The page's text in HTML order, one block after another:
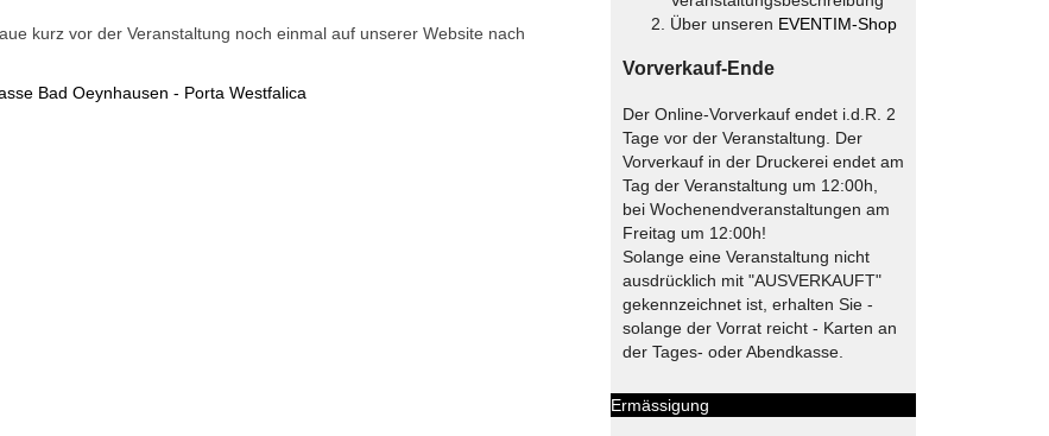
kurz vor der Veranstaltung noch einmal auf unserer Website nach
Bad Oeynhausen - Porta Westfalica
Über unseren EVENTIM-Shop
Vorverkauf-Ende
Der Online-Vorverkauf endet i.d.R. 2
Tage vor der Veranstaltung. Der
Vorverkauf in der Druckerei endet am
Tag der Veranstaltung um 12:00h,
bei Wochenendveranstaltungen am
Freitag um 12:00h!
Solange eine Veranstaltung nicht
ausdrücklich mit "AUSVERKAUFT"
gekennzeichnet ist, erhalten Sie -
solange der Vorrat reicht - Karten an
der Tages- oder Abendkasse.
Ermässigung